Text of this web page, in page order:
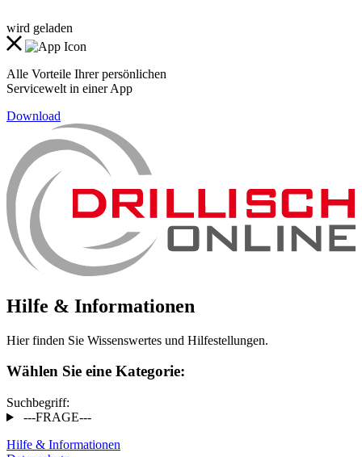
wird geladen
Alle Vorteile Ihrer persönlichen
Servicewelt in einer App
Download
Hilfe & Informationen
Hier finden Sie Wissenswertes und Hilfestellungen.
Wählen Sie eine Kategorie:
Suchbegriff:
---FRAGE---
Hilfe & Informationen